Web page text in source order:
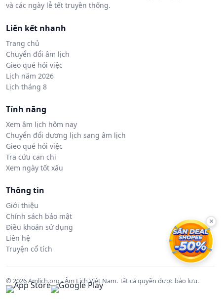
và các ngày lễ tết truyền thống.
Liên kết nhanh
Trang chủ
Chuyển đổi âm lịch
Gieo quẻ hỏi việc
Lịch năm 2026
Lịch tháng 8
Tính năng
Xem âm lịch hôm nay
Chuyển đổi dương lịch sang âm lịch
Gieo quẻ hỏi việc
Tra cứu can chi
Xem ngày tốt xấu
Thông tin
Giới thiệu
Chính sách bảo mật
Điều khoản sử dụng
Liên hệ
Truyện cổ tích
© 2026 Amlich.org - Âm Lịch Việt Nam. Tất cả quyền được bảo lưu.
×